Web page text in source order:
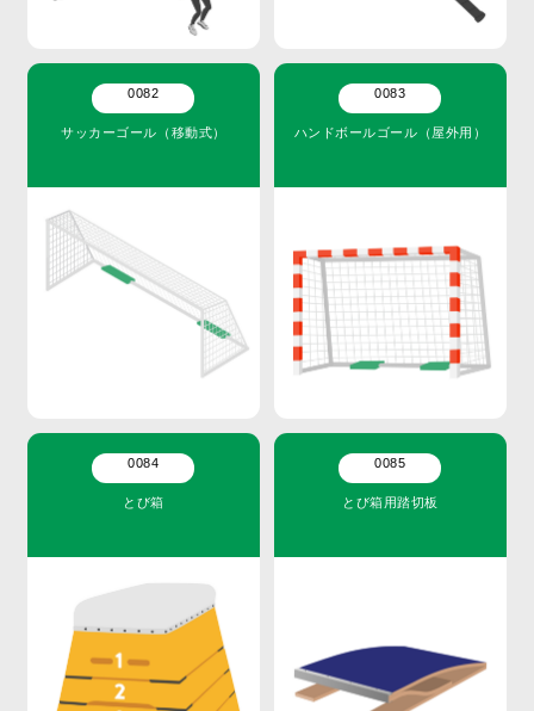
0082
サッカーゴール（移動式）
0083
ハンドボールゴール（屋外用）
0084
とび箱
0085
とび箱用踏切板